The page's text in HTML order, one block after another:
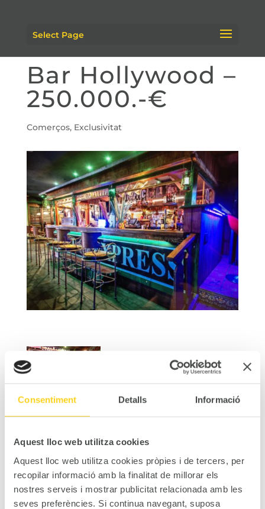
Consentiment Detalls Informació
Aquest lloc web utilitza cookies
Aquest lloc web utilitza cookies pròpies i de tercers, per
recopilar informació amb la finalitat de millorar els
nostres serveis i mostrar publicitat relacionada amb les
seves preferències. Si continua navegant, suposa
Select Page
Bar Hollywood –
250.000.-€
Comerços, Exclusivitat